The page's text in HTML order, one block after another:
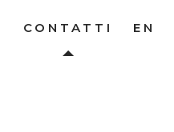
CONTATTI EN